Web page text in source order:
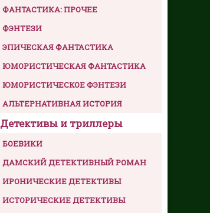
ФАНТАСТИКА: ПРОЧЕЕ
ФЭНТЕЗИ
ЭПИЧЕСКАЯ ФАНТАСТИКА
ЮМОРИСТИЧЕСКАЯ ФАНТАСТИКА
ЮМОРИСТИЧЕСКОЕ ФЭНТЕЗИ
АЛЬТЕРНАТИВНАЯ ИСТОРИЯ
Детективы и триллеры
БОЕВИКИ
ДАМСКИЙ ДЕТЕКТИВНЫЙ РОМАН
ИРОНИЧЕСКИЕ ДЕТЕКТИВЫ
ИСТОРИЧЕСКИЕ ДЕТЕКТИВЫ